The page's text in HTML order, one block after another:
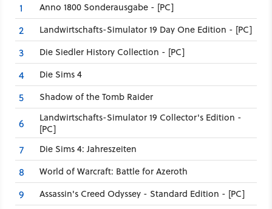
1 Anno 1800 Sonderausgabe - [PC]
2 Landwirtschafts-Simulator 19 Day One Edition - [PC]
3 Die Siedler History Collection - [PC]
4 Die Sims 4
5 Shadow of the Tomb Raider
6
Landwirtschafts-Simulator 19 Collector's Edition -
[PC]
7 Die Sims 4: Jahreszeiten
8 World of Warcraft: Battle for Azeroth
9 Assassin's Creed Odyssey - Standard Edition - [PC]